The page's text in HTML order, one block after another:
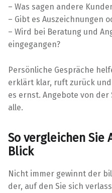
– Was sagen andere
– Gibt es Auszeichnungen
– Wird bei Beratung und
eingegangen?
Persönliche Gespräche
erklärt klar, ruft zurück
es ernst. Angebote von
alle.
So vergleichen Sie
Blick
Nicht immer gewinnt der
der, auf den Sie sich